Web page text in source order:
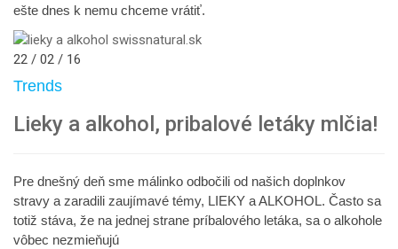
ešte dnes k nemu chceme vrátiť.
22 / 02 / 16
Trends
Lieky a alkohol, pribalové letáky mlčia!
Pre dnešný deň sme málinko odbočili od našich doplnkov
stravy a zaradili zaujímavé témy, LIEKY a ALKOHOL. Často sa
totiž stáva, že na jednej strane príbalového letáka, sa o alkohole
vôbec nezmieňujú